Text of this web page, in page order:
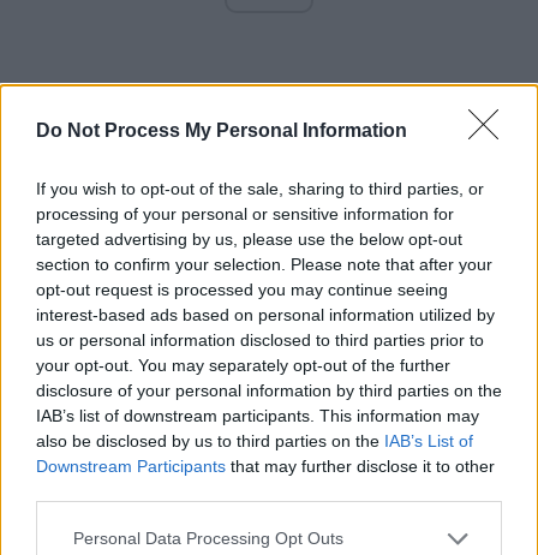
Do Not Process My Personal Information
If you wish to opt-out of the sale, sharing to third parties, or
processing of your personal or sensitive information for
targeted advertising by us, please use the below opt-out
section to confirm your selection. Please note that after your
opt-out request is processed you may continue seeing
interest-based ads based on personal information utilized by
us or personal information disclosed to third parties prior to
your opt-out. You may separately opt-out of the further
disclosure of your personal information by third parties on the
IAB’s list of downstream participants. This information may
also be disclosed by us to third parties on the IAB’s List of
Downstream Participants that may further disclose it to other
Personal Data Processing Opt Outs
*GALERIE FOTO. Cei
9 aviatori omorâți de
racheta rusească
trasă de iranieni.
Imagini duioase,
povești emoționante